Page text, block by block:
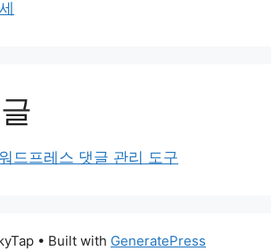
워드프레스 댓글 관리 도구
• Built with GeneratePress